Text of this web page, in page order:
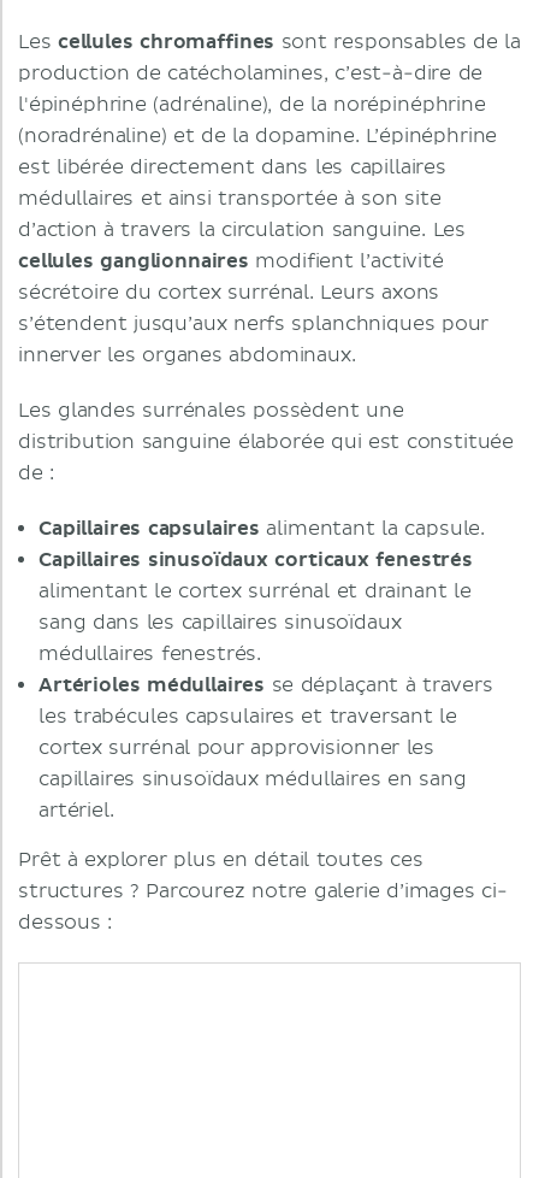
Les cellules chromaffines sont responsables de la
production de catécholamines, c’est-à-dire de
l'épinéphrine (adrénaline), de la norépinéphrine
(noradrénaline) et de la dopamine. L’épinéphrine
est libérée directement dans les capillaires
médullaires et ainsi transportée à son site
d’action à travers la circulation sanguine. Les
cellules ganglionnaires modifient l’activité
sécrétoire du cortex surrénal. Leurs axons
s’étendent jusqu’aux nerfs splanchniques pour
innerver les organes abdominaux.
Les glandes surrénales possèdent une
distribution sanguine élaborée qui est constituée
de :
Capillaires capsulaires alimentant la capsule.
Capillaires sinusoïdaux corticaux fenestrés
alimentant le cortex surrénal et drainant le
sang dans les capillaires sinusoïdaux
médullaires fenestrés.
Artérioles médullaires se déplaçant à travers
les trabécules capsulaires et traversant le
cortex surrénal pour approvisionner les
capillaires sinusoïdaux médullaires en sang
artériel.
Prêt à explorer plus en détail toutes ces
structures ? Parcourez notre galerie d’images ci-
dessous :